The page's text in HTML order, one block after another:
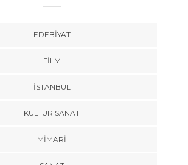
EDEBIYAT
FILM
İSTANBUL
KÜLTÜR SANAT
MIMARI